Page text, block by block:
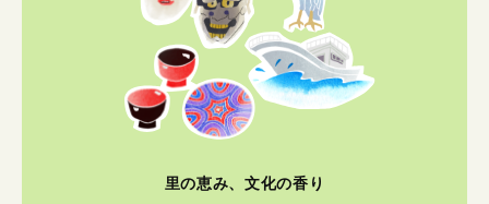
里の恵み、文化の香り